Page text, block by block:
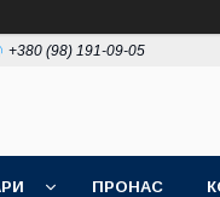
+380 (98) 191-09-05
ПРОНАС